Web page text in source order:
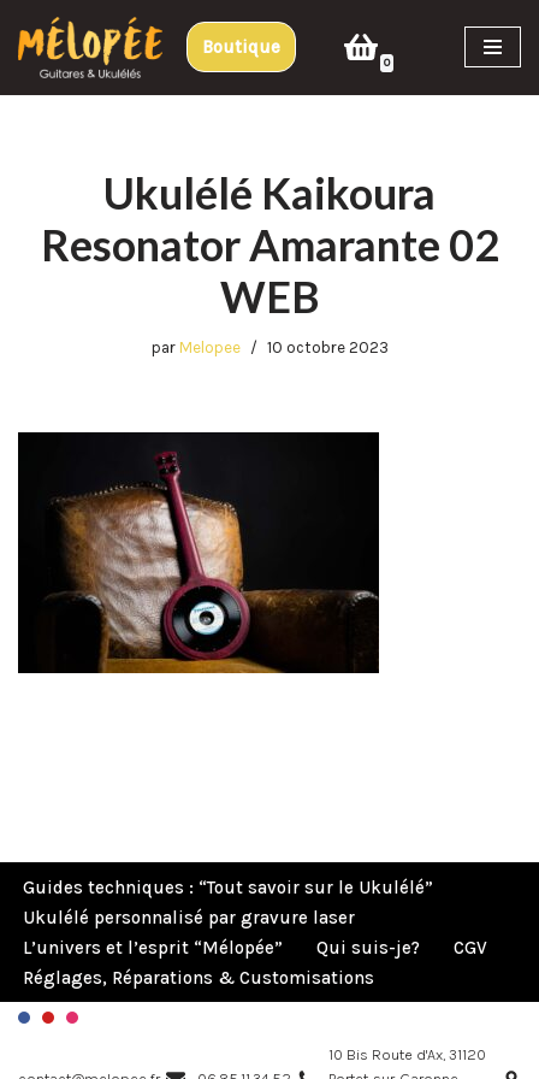
Aller
au
Boutique
0
Ukulélé Kaikoura
Resonator Amarante 02
WEB
par Melopee 10 octobre 2023
Guides techniques : “Tout savoir sur le Ukulélé”
Ukulélé personnalisé par gravure laser
L’univers et l’esprit “Mélopée”
Qui suis-je?
CGV
Réglages, Réparations & Customisations
10 Bis Route d'Ax, 31120